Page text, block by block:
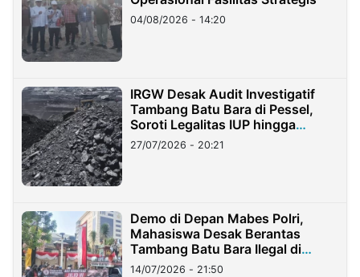
04/08/2026 - 14:20
IRGW Desak Audit Investigatif
Tambang Batu Bara di Pessel,
Soroti Legalitas IUP hingga
Stockpile
27/07/2026 - 20:21
Demo di Depan Mabes Polri,
Mahasiswa Desak Berantas
Tambang Batu Bara Ilegal di
Lampung
14/07/2026 - 21:50